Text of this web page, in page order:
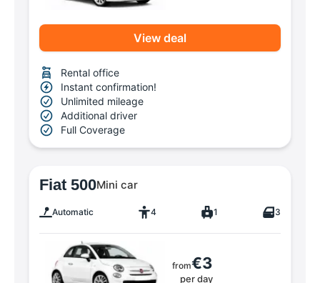
View deal
Rental office
Instant confirmation!
Unlimited mileage
Additional driver
Full Coverage
Fiat 500Mini car
Automatic 4 1 3
from€3
per day